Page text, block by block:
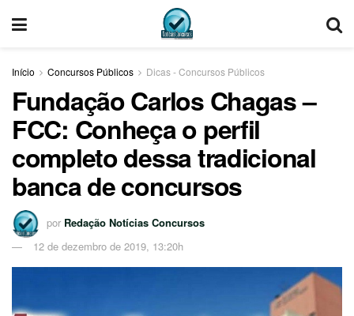
Início Concursos Públicos Dicas - Concursos Públicos
Fundação Carlos Chagas –
FCC: Conheça o perfil
completo dessa tradicional
banca de concursos
por Redação Notícias Concursos
12 de dezembro de 2019, 13:20h